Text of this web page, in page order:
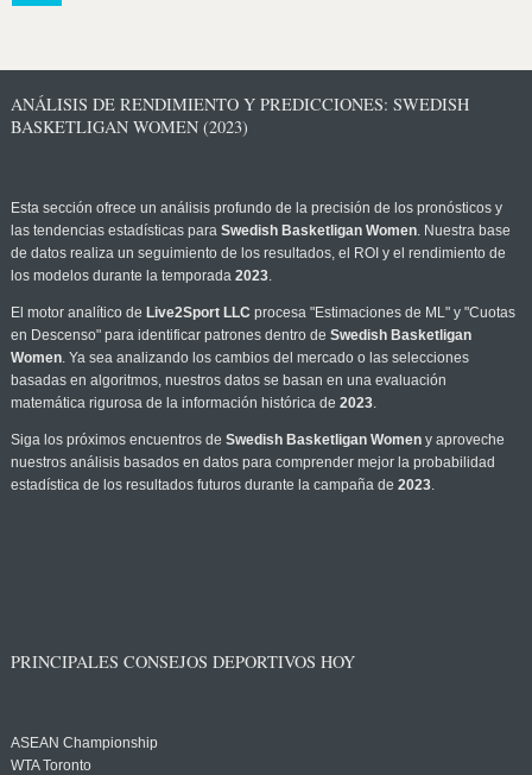
ANÁLISIS DE RENDIMIENTO Y PREDICCIONES: SWEDISH
BASKETLIGAN WOMEN (2023)
Esta sección ofrece un análisis profundo de la precisión de los pronósticos y
las tendencias estadísticas para Swedish Basketligan Women. Nuestra base
de datos realiza un seguimiento de los resultados, el ROI y el rendimiento de
los modelos durante la temporada 2023.
El motor analítico de Live2Sport LLC procesa "Estimaciones de ML" y "Cuotas
en Descenso" para identificar patrones dentro de Swedish Basketligan
Women. Ya sea analizando los cambios del mercado o las selecciones
basadas en algoritmos, nuestros datos se basan en una evaluación
matemática rigurosa de la información histórica de 2023.
Siga los próximos encuentros de Swedish Basketligan Womeny aproveche
nuestros análisis basados en datos para comprender mejor la probabilidad
estadística de los resultados futuros durante la campaña de 2023.
PRINCIPALES CONSEJOS DEPORTIVOS HOY
ASEAN Championship
WTA Toronto